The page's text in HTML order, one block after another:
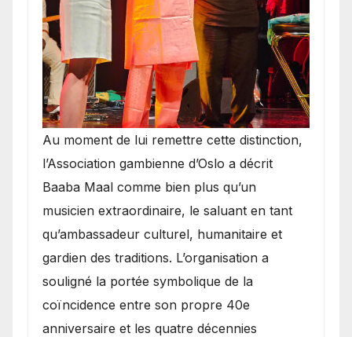
​Au moment de lui remettre cette distinction,
l’Association gambienne d’Oslo a décrit
Baaba Maal comme bien plus qu’un
musicien extraordinaire, le saluant en tant
qu’ambassadeur culturel, humanitaire et
gardien des traditions. L’organisation a
souligné la portée symbolique de la
coïncidence entre son propre 40e
anniversaire et les quatre décennies